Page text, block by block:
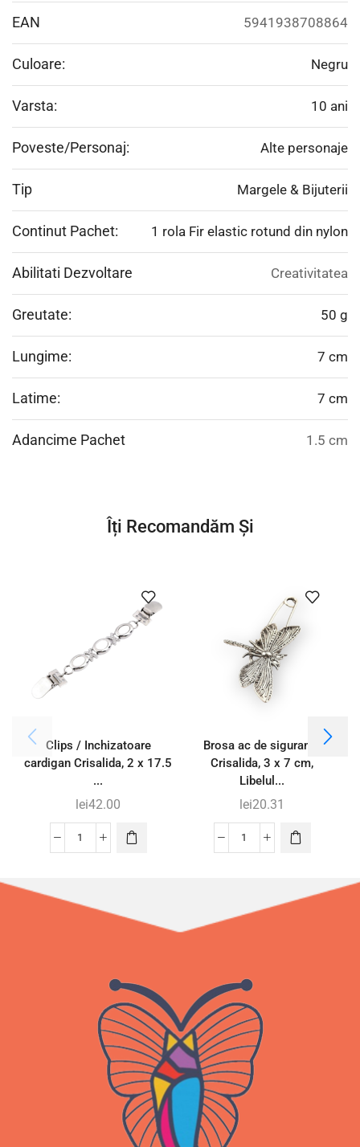
EAN 5941938708864
Culoare: Negru
Varsta: 10 ani
Poveste/Personaj: Alte personaje
Tip Margele & Bijuterii
Continut Pachet: 1 rola Fir elastic rotund din nylon
Abilitati Dezvoltare Creativitatea
Greutate: 50 g
Lungime: 7 cm
Latime: 7 cm
Adancime Pachet 1.5 cm
Îți Recomandăm Și
Clips / Inchizatoare
cardigan Crisalida, 2 x 17.5
...
lei42.00
Brosa ac de siguranta
Crisalida, 3 x 7 cm,
Libelul...
lei20.31